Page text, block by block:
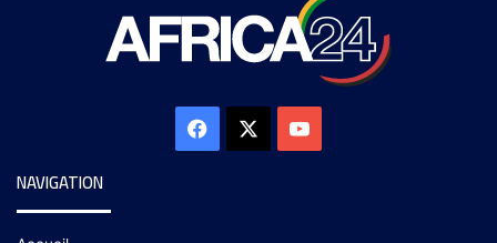
NAVIGATION